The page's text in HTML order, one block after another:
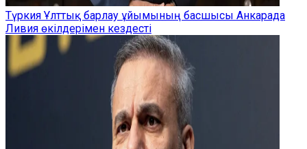
Түркия Ұлттық барлау ұйымының басшысы Анкарада
Ливия өкілдерімен кездесті